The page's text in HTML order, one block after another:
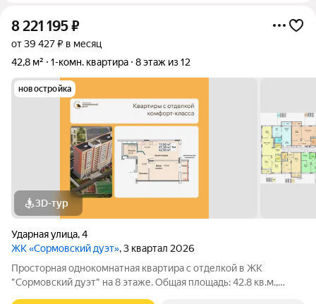
8 221 195₽
от 39 427 ₽ в месяц
42,8 м²
1-комн. квартира 8 этаж из 12
новостройка
3D-тур
Ударная улица,4
ЖК «Сормовский дуэт», 3 квартал 2026
Просторная однокомнатная квартира с отделкой в ЖК
"Сормовский дуэт" на 8 этаже. Общая площадь: 42.8 кв.м.,